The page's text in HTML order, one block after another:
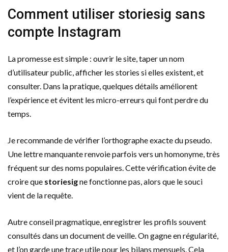
Comment utiliser storiesig sans
compte Instagram
La promesse est simple : ouvrir le site, taper un nom
d’utilisateur public, afficher les stories si elles existent, et
consulter. Dans la pratique, quelques détails améliorent
l’expérience et évitent les micro-erreurs qui font perdre du
temps.
Je recommande de vérifier l’orthographe exacte du pseudo.
Une lettre manquante renvoie parfois vers un homonyme, très
fréquent sur des noms populaires. Cette vérification évite de
croire que storiesigne fonctionne pas, alors que le souci
vient de la requête.
Autre conseil pragmatique, enregistrer les profils souvent
consultés dans un document de veille. On gagne en régularité,
et l’on garde une trace utile pour les bilans mensuels. Cela